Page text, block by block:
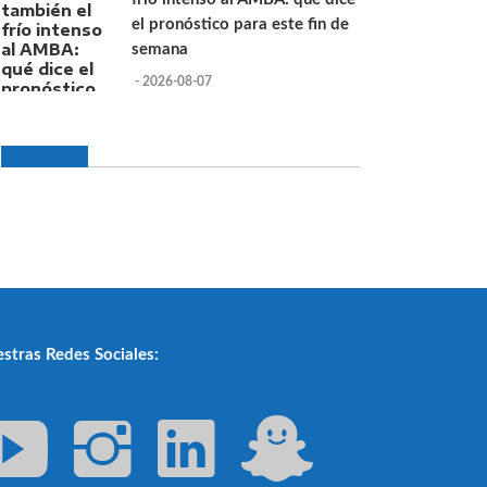
el pronóstico para este fin de
semana
- 2026-08-07
Redes Sociales: